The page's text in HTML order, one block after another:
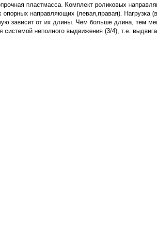
пластмасса. Комплект роликовых
направляющих (левая,правая). Нагрузка
зависит от их длины. Чем больше длина, тем
системой неполного выдвижения (3/4), т.е.